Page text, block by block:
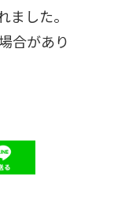
ました。
合があり